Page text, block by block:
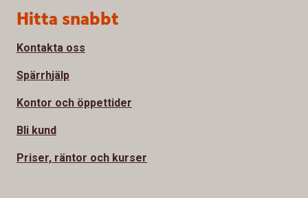
Sidfot
Hitta snabbt
Kontakta oss
Spärrhjälp
Kontor och öppettider
Bli kund
Priser, räntor och kurser